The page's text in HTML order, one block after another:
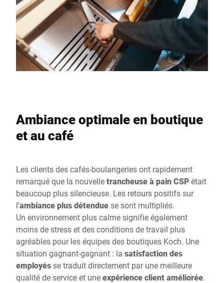
Ambiance optimale en boutique
et au café
Les clients des cafés-boulangeries ont rapidement
remarqué que la nouvelletrancheuse à pain CSPétait
beaucoup plus silencieuse. Les retours positifs sur
l’ambiance plus détendue se sont multipliés.
Un environnement plus calme signifie également
moins de stress et des conditions de travail plus
agréables pour les équipes des boutiques Koch. Une
situation gagnant-gagnant : la satisfaction des
employés se traduit directement par une meilleure
qualité de service et uneexpérience client améliorée.